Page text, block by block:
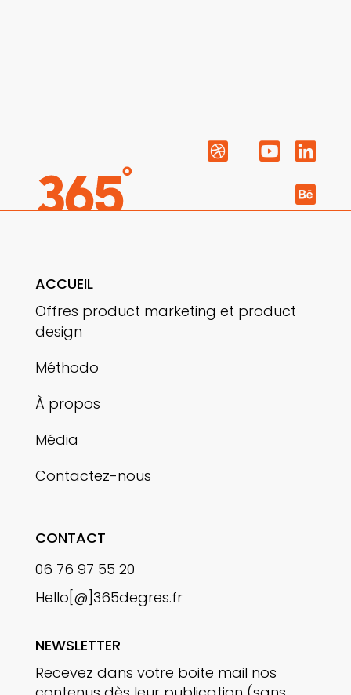




ACCUEIL
Offres product marketing et product
design
Méthodo
À propos
Média
Contactez-nous
CONTACT
06 76 97 55 20
Hello[@]365degres.fr
NEWSLETTER
Recevez dans votre boite mail nos